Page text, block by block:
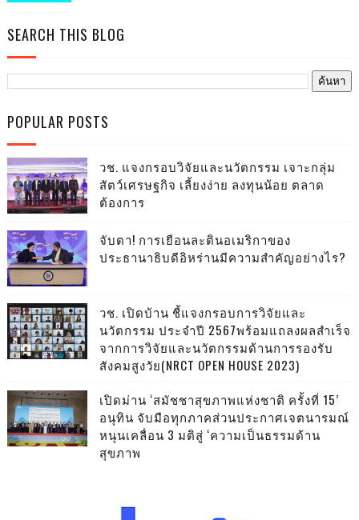
SEARCH THIS BLOG
POPULAR POSTS
วช. แจงกรอบวิจัยและนวัตกรรม เจาะกลุ่ม
สัตว์เศรษฐกิจ เลี้ยงง่าย ลงทุนน้อย ตลาด
ต้องการ
จับตา! การเยือนละตินอเมริกาของ
ประธานาธิบดีอิหร่านมีความสำคัญอย่างไร?
วช. เปิดบ้าน ชี้แจงกรอบการวิจัยและ
นวัตกรรม ประจำปี 2567พร้อมแถลงผลสำเร็จ
จากการวิจัยและนวัตกรรมด้านการรองรับ
สังคมสูงวัย(NRCT OPEN HOUSE 2023)
เปิดม่าน ‘สมัชชาสุขภาพแห่งชาติ ครั้งที่ 15’
อนุทิน จับมือทุกภาคส่วนประกาศเจตนารมณ์
หนุนเคลื่อน 3 มติสู่ ‘ความเป็นธรรมด้าน
สุขภาพ